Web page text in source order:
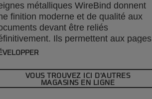
métalliques WireBind donnent
finition moderne et de qualité aux
devant être reliés
Ils permettent aux pages
s'ouvrir à plat et de tourner sur 360
photocopies. La reliure permanente
vos documents inviolables et vos
VOUS TROUVEZ ICI D'AUTRES
MAGASINS EN LIGNE